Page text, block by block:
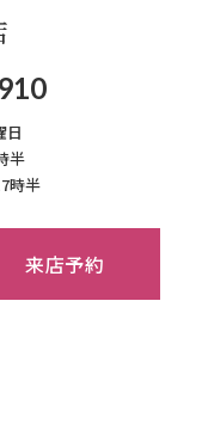
⽇
半
時半
来店予約